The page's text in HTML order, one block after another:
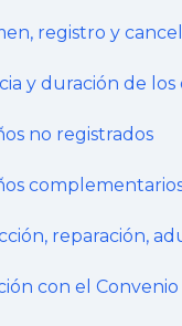
registro y
y duración de
no registrados
reparación,
con el Convenio